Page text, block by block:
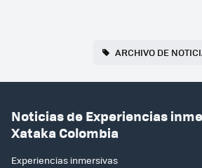
ARCHIVO DE
Noticias de Experiencias
Xataka Colombia
Experiencias inmersivas